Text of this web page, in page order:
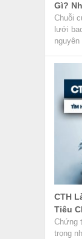
Gì?
Chuỗi
lưới
CTH
Tiêu
Chứng
trọng